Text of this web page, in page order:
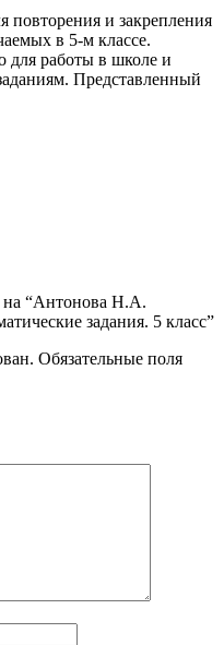
повторения и закрепления
в 5-м классе.
для работы в школе и
Представленный
на “Антонова Н.А.
задания. 5 класс”
Обязательные поля